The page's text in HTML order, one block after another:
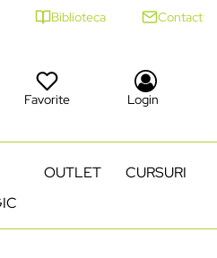
Biblioteca Contact
Favorite Login
OUTLET CURSURI